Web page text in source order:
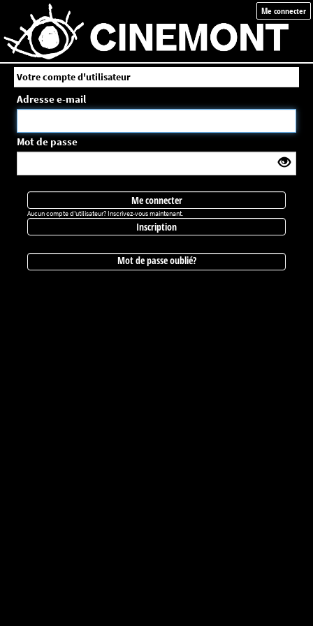
Me connecter
Votre compte d'utilisateur
Adresse e-mail
Mot de passe
Me connecter
Aucun compte d'utilisateur? Inscrivez-vous maintenant.
Inscription
Mot de passe oublié?